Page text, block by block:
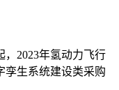
，2023年氢动力飞行
孪生系统建设类采购